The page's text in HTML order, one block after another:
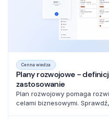
Cenna wiedza
Plany rozwojowe -
zastosowanie
Plan rozwojowy pomaga
celami biznesowymi.